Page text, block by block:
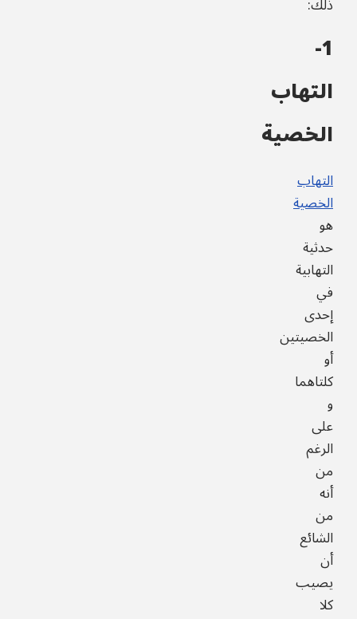
1-
التهاب
الخصية
التهاب
الخصية
هو
حدثية
التهابية
في
إحدى
الخصيتين
أو
كلتاهما
و
على
الرغم
من
أنه
من
الشائع
أن
يصيب
كلا